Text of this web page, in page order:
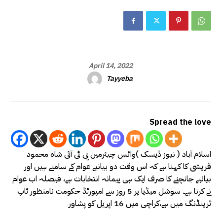
April 14, 2022
Tayyeba
Spread the love
اسلام آباد ( نیوز ڈیسک )وائس چیئرمین پی ٹی آئی شاہ محمود
قریشی کا کہنا ہے کہ اس وقت دو بیانیے عوام کے سامنے ہیں اور
بیانیے جانچنے کا صرف ایک ہی پیمانہ انتخابات ہے، فیصلہ اب عوام
نے کرنا ہے۔ سوشل میڈیا پر 5 روز سے امپورٹڈ حکومت نامنظور ٹاپ
ٹرینڈنگ میں ہے،کراچی میں 16 اپریل کو پشاور